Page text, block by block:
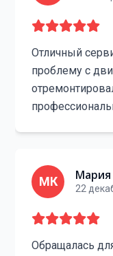
Отличный
проблему с
МК Мария
22
Обращалась